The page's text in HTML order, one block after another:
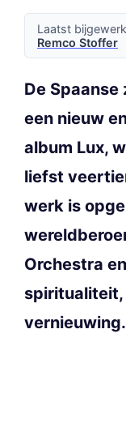
Laatst
Remco Stoffer
De Spaanse
een nieuw
album Lux,
liefst
werk is
Orchestra
spiritualiteit,
vernieuwing.